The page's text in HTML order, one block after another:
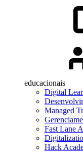
educacionais
Digital
Managed
Fast Lane
Hack